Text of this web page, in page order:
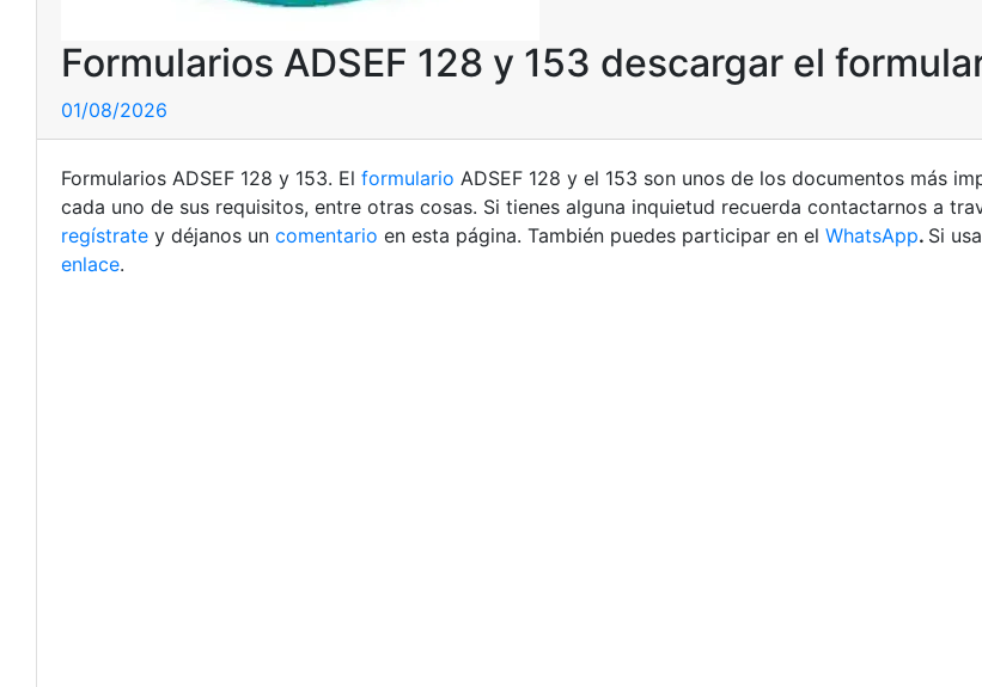
Formularios ADSEF 128 y 153 descargar el
01/08/2026
Formularios ADSEF 128 y 153. El formulario ADSEF 128 y el 153 son unos de los documentos más
cada uno de sus requisitos, entre otras cosas. Si tienes alguna inquietud recuerda contactarnos a
regístrate y déjanos un comentario en esta página. También puedes participar en el WhatsApp. Si
enlace.